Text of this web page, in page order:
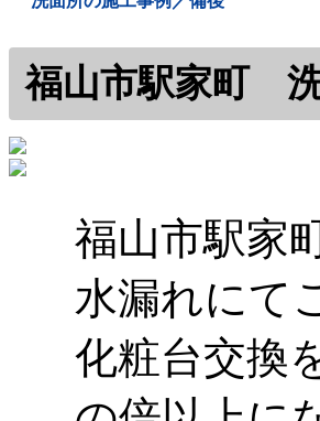
福山市駅家町
福山市駅家
水漏れにて
化粧台交換